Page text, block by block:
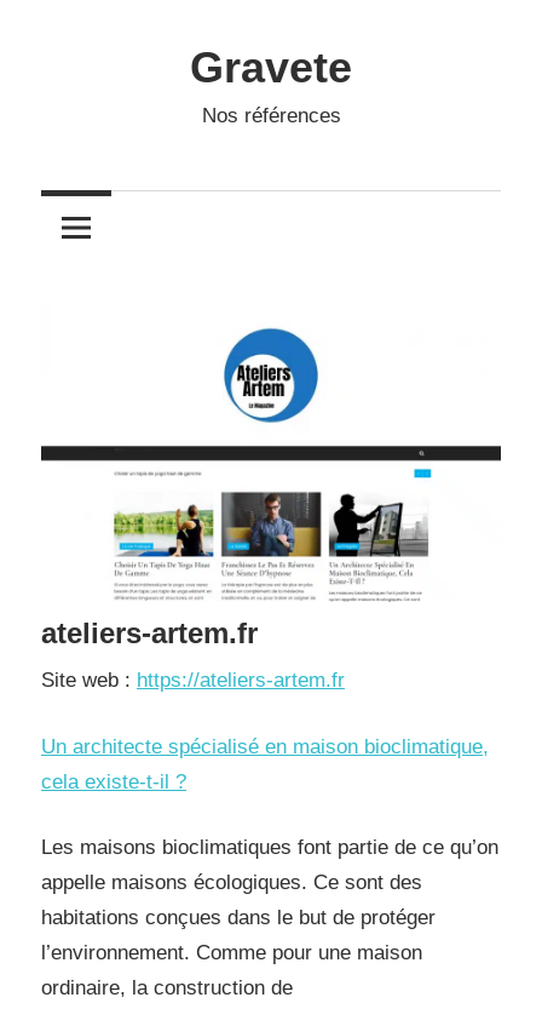
Gravete
Nos références
ateliers-artem.fr
Site web : https://ateliers-artem.fr
Un architecte spécialisé en maison bioclimatique,
cela existe-t-il ?
Les maisons bioclimatiques font partie de ce qu’on
appelle maisons écologiques. Ce sont des
habitations conçues dans le but de protéger
l’environnement. Comme pour une maison
ordinaire, la construction de